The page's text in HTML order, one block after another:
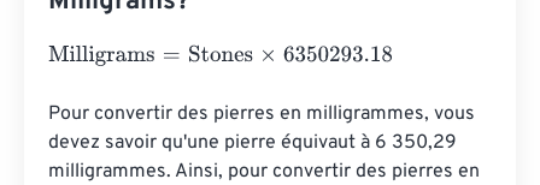
Milligrams=Stones×6350293.18
Pour convertir des pierres en milligrammes, vous
devez savoir qu'une pierre équivaut à 6 350,29
milligrammes. Ainsi, pour convertir des pierres en